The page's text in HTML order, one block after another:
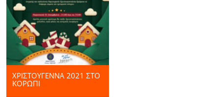
ΧΡΙΣΤΟΥΓΕΝΝΑ 2021 ΣΤΟ
ΚΟΡΩΠΙ